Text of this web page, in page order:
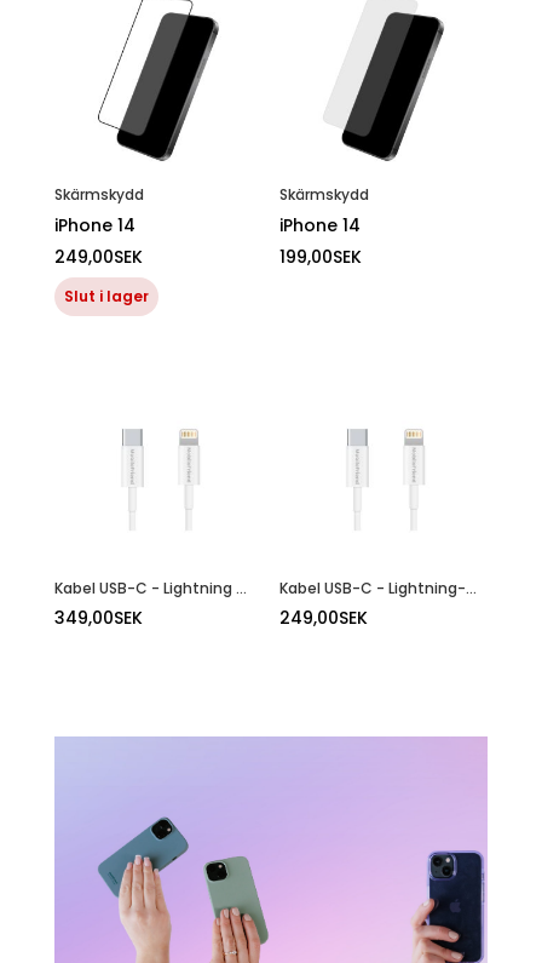
Skärmskydd
iPhone 14
249,00SEK
Slut i lager
Skärmskydd
iPhone 14
199,00SEK
Kabel USB-C - Lightning - 3M
349,00SEK
Kabel USB-C - Lightning- 2M
249,00SEK